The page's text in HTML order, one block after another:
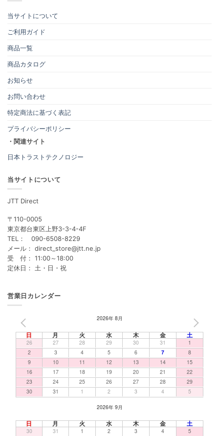
当サイトについて
ご利用ガイド
商品一覧
商品カタログ
お知らせ
お問い合わせ
特定商法に基づく表記
プライバシーポリシー
・関連サイト
日本トラストテクノロジー
当サイトについて
JTT Direct
〒110-0005
東京都台東区上野3-3-4-4F
TEL： 090-6508-8229
メール： direct_store@jtt.ne.jp
受 付： 11:00～18:00
定休日： 土・日・祝
営業日カレンダー
2026年 8月
日 月 火 水 木 金 土
26 27 28 29 30 31
1
2
3 4 5 6 7
8
9
10 11 12 13 14
15
16
17 18 19 20 21
22
23
24 25 26 27 28
29
30
31 1 2 3 4 5
2026年 9月
日 月 火 水 木 金 土
30 31 1 2 3 4 5